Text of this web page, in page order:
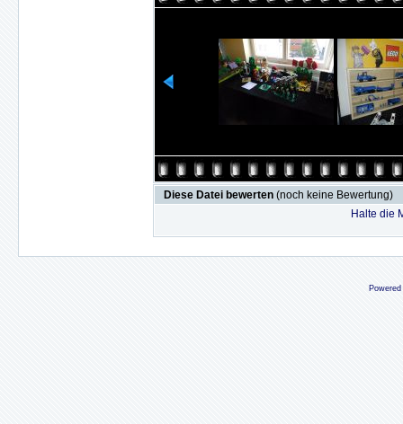
Diese Datei bewerten (noch keine Bewertung)
Halte die